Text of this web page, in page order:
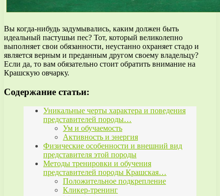
Вы когда-нибудь задумывались, каким должен быть
идеальный пастушьи пес? Тот, который великолепно
выполняет свои обязанности, неустанно охраняет стадо и
является верным и преданным другом своему владельцу?
Если да, то вам обязательно стоит обратить внимание на
Крашскую овчарку.
Содержание статьи:
Уникальные черты характера и поведения
представителей породы…
Ум и обучаемость
Активность и энергия
Физические особенности и внешний вид
представителя этой породы
Методы тренировки и обучения
представителей породы Крашская…
Положительное подкрепление
Кликер-тренинг